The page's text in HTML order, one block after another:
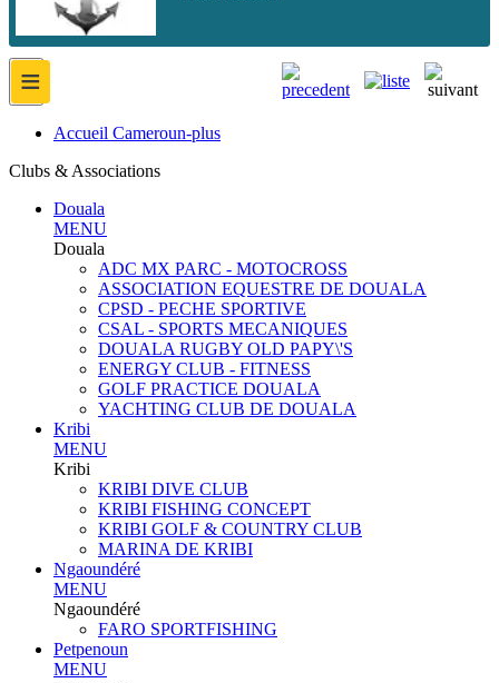
≡
Accueil Cameroun-plus
Clubs & Associations
Douala
MENU
Douala
ADC MX PARC - MOTOCROSS
ASSOCIATION EQUESTRE DE DOUALA
CPSD - PECHE SPORTIVE
CSAL - SPORTS MECANIQUES
DOUALA RUGBY OLD PAPY\'S
ENERGY CLUB - FITNESS
GOLF PRACTICE DOUALA
YACHTING CLUB DE DOUALA
Kribi
MENU
Kribi
KRIBI DIVE CLUB
KRIBI FISHING CONCEPT
KRIBI GOLF & COUNTRY CLUB
MARINA DE KRIBI
Ngaoundéré
MENU
Ngaoundéré
FARO SPORTFISHING
Petpenoun
MENU